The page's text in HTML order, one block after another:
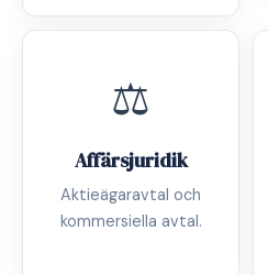
⚖️
Affärsjuridik
Aktieägaravtal och
kommersiella avtal.